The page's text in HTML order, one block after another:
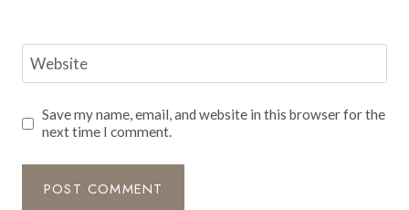
Website
Save my name, email, and website in this browser for the
next time I comment.